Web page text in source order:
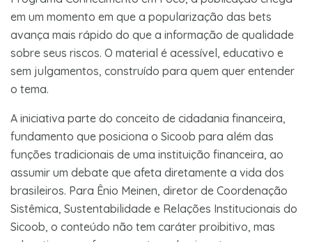
em um momento em que a popularização das bets
avança mais rápido do que a informação de qualidade
sobre seus riscos. O material é acessível, educativo e
sem julgamentos, construído para quem quer entender
o tema.
A iniciativa parte do conceito de cidadania financeira,
fundamento que posiciona o Sicoob para além das
funções tradicionais de uma instituição financeira, ao
assumir um debate que afeta diretamente a vida dos
brasileiros. Para Ênio Meinen, diretor de Coordenação
Sistêmica, Sustentabilidade e Relações Institucionais do
Sicoob, o conteúdo não tem caráter proibitivo, mas